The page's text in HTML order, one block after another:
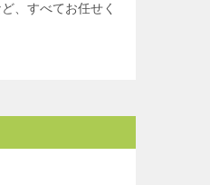
、すべてお任せく